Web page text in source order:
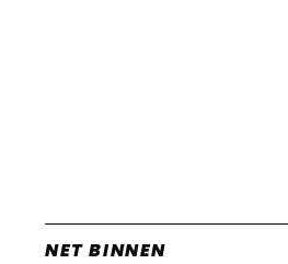
1
Zien: de
NET BINNEN